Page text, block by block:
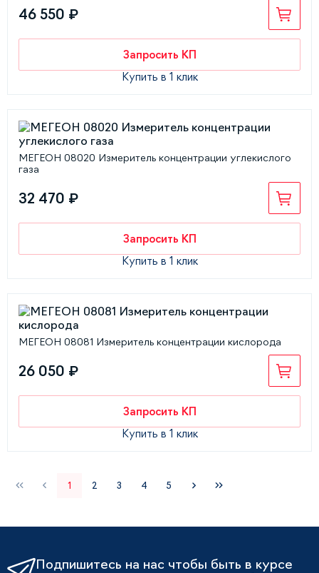
46 550 ₽
Запросить КП
Купить в 1 клик
МЕГЕОН 08020 Измеритель концентрации углекислого
газа
32 470 ₽
Запросить КП
Купить в 1 клик
МЕГЕОН 08081 Измеритель концентрации кислорода
26 050 ₽
Запросить КП
Купить в 1 клик
1 2 3 4 5
Подпишитесь на нас чтобы быть в курсе